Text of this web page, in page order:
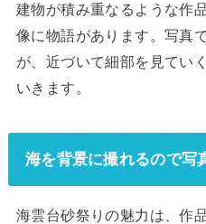
建物が積み重なるような作
像に物語があります。写真
が、近づいて細部を見てい
いきます。
海を背景に撮れるので写
海雲台砂祭りの魅力は、作